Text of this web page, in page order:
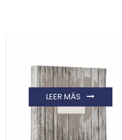
LEER MÁS